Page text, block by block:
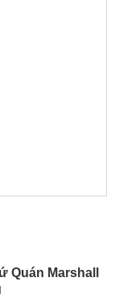
Quán Marshall